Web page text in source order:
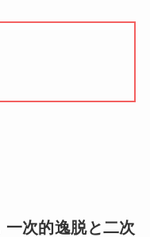
次的逸脱と二次